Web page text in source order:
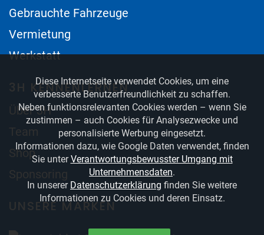
Gebrauchte Fahrzeuge
Vermietung
Werkstatt
3H KENNENLERNEN
Über 3H
Team
Shop
Sponsoring
UNSERE MARKEN
Diese Internetseite verwendet Cookies, um eine
verbesserte Benutzerfreundlichkeit zu schaffen.
Neben funktionsrelevanten Cookies werden – wenn Sie
zustimmen – auch Cookies für Analysezwecke und
personalisierte Werbung eingesetzt.
Informationen dazu, wie Google Daten verwendet, finden
Sie unterVerantwortungsbewusster Umgang mit
Unternehmensdaten.
In unserer Datenschutzerklärung finden Sie weitere
Informationen zu Cookies und deren Einsatz.